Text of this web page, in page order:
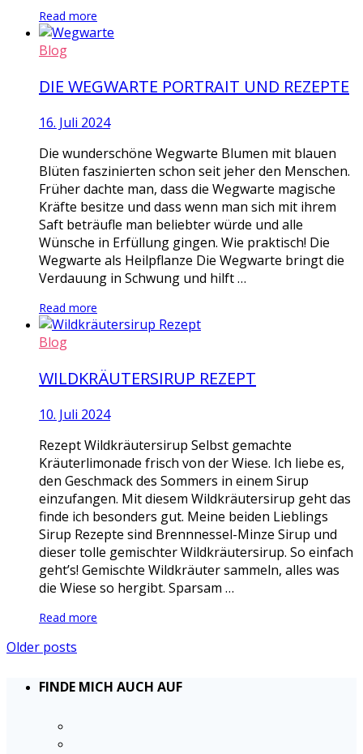
Read more
Blog
DIE WEGWARTE PORTRAIT UND REZEPTE
16. Juli 2024
Die wunderschöne Wegwarte Blumen mit blauen
Blüten faszinierten schon seit jeher den Menschen.
Früher dachte man, dass die Wegwarte magische
Kräfte besitze und dass wenn man sich mit ihrem
Saft beträufle man beliebter würde und alle
Wünsche in Erfüllung gingen. Wie praktisch! Die
Wegwarte als Heilpflanze Die Wegwarte bringt die
Verdauung in Schwung und hilft …
Read more
Blog
WILDKRÄUTERSIRUP REZEPT
10. Juli 2024
Rezept Wildkräutersirup Selbst gemachte
Kräuterlimonade frisch von der Wiese. Ich liebe es,
den Geschmack des Sommers in einem Sirup
einzufangen. Mit diesem Wildkräutersirup geht das
finde ich besonders gut. Meine beiden Lieblings
Sirup Rezepte sind Brennnessel-Minze Sirup und
dieser tolle gemischter Wildkräutersirup. So einfach
geht’s! Gemischte Wildkräuter sammeln, alles was
die Wiese so hergibt. Sparsam …
Read more
Older posts
FINDE MICH AUCH AUF